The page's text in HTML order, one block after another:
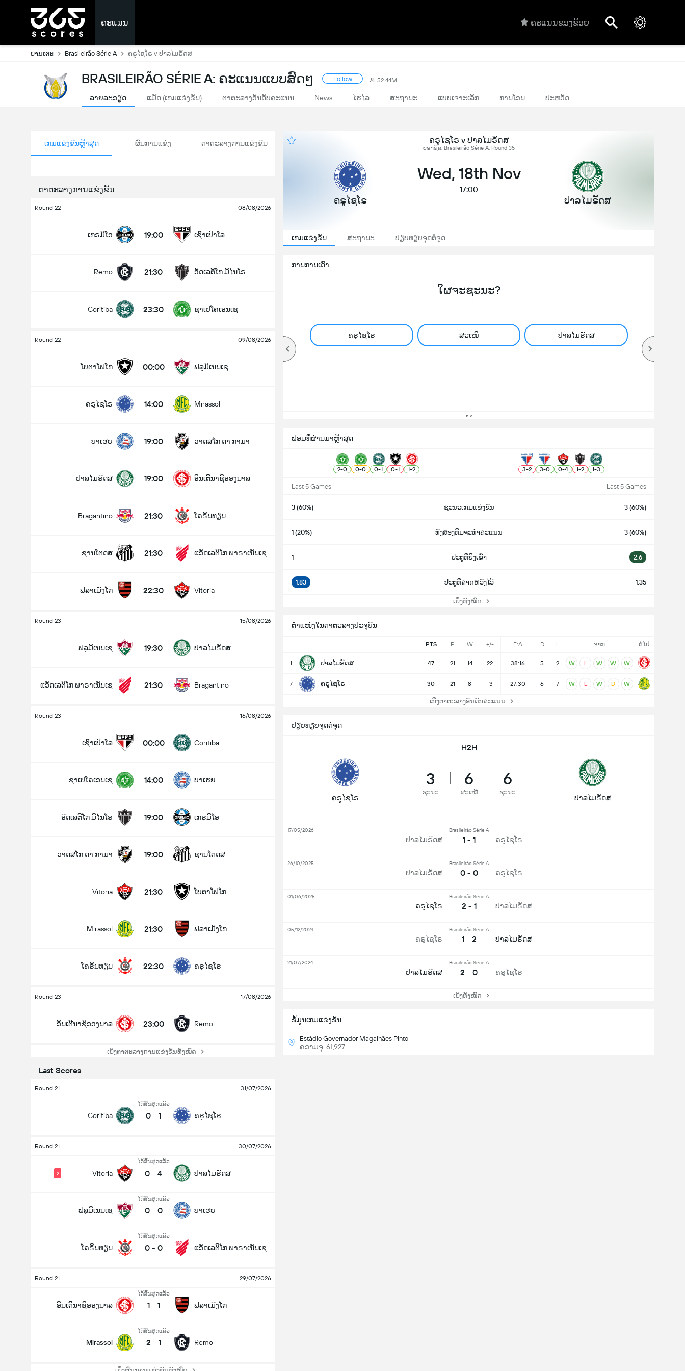
ຄະແນນ ຄະແນນຂອງຂ້ອຍ
ບານເຕະ Brasileirão Série A ຄຣູໄຊໂຣ v ປາລໄມຣັດສ
BRASILEIRÃO SÉRIE A: ຄະແນນແບບສົດໆ Follow 52.44M
ລາຍລະອຽດ ແມັດ (ເກມແຂ່ງຂັນ) ຕາຕະລາງອັນດັບຄະແນນ News ໄຮໄລ ສະຖານະ ແບບເຈາະເລິກ ການໂອນ ປະຫວັດ
ເກມແຂ່ງຂັນຫຼ້າສຸດ ຜົນການແຂ່ງ ຕາຕະລາງການແຂ່ງຂັນ
ຕາຕະລາງການແຂ່ງຂັນ
Round 22 08/08/2026
ເກຣມິໂອ 19:00 ເຊົາເປົາໂລ
Remo 21:30 ອັດເລຕິໂກ ມິໄນໂຣ
Coritiba 23:30 ຊາເປໂຄເອນເຊ
Round 22 09/08/2026
ໂບຕາໂຟໂກ 00:00 ຟລູມິເນນເຊ
ຄຣູໄຊໂຣ 14:00 Mirassol
ບາເຮຍ 19:00 ວາດສໂກ ດາ ກາມາ
ປາລໄມຣັດສ 19:00 ອິນເຕີີນາຊິອອງນາລ
Bragantino 21:30 ໂຄຣິນທຽນ
ຊານໂຕດສ 21:30 ແອັດເລຕິໂກ ພາຣາເນັນເຊ
ຟລາເມັງໂກ 22:30 Vitoria
Round 23 15/08/2026
ຟລູມິເນນເຊ 19:30 ປາລໄມຣັດສ
ແອັດເລຕິໂກ ພາຣາເນັນເຊ 21:30 Bragantino
Round 23 16/08/2026
ເຊົາເປົາໂລ 00:00 Coritiba
ຊາເປໂຄເອນເຊ 14:00 ບາເຮຍ
ອັດເລຕິໂກ ມິໄນໂຣ 19:00 ເກຣມິໂອ
ວາດສໂກ ດາ ກາມາ 19:00 ຊານໂຕດສ
Vitoria 21:30 ໂບຕາໂຟໂກ
Mirassol 21:30 ຟລາເມັງໂກ
ໂຄຣິນທຽນ 22:30 ຄຣູໄຊໂຣ
Round 23 17/08/2026
ອິນເຕີີນາຊິອອງນາລ 23:00 Remo
ເບິ່ງຕາຕະລາງການແຂ່ງຂັນທັງໝົດ
Last Scores
Round 21 31/07/2026
Coritiba
ໄດ້ສິ້ນສຸດແລ້ວ
0 - 1 ຄຣູໄຊໂຣ
Round 21 30/07/2026
Vitoria
2
ໄດ້ສິ້ນສຸດແລ້ວ
0 - 4 ປາລໄມຣັດສ
ຟລູມິເນນເຊ
ໄດ້ສິ້ນສຸດແລ້ວ
0 - 0 ບາເຮຍ
ໂຄຣິນທຽນ
ໄດ້ສິ້ນສຸດແລ້ວ
0 - 0 ແອັດເລຕິໂກ ພາຣາເນັນເຊ
Round 21 29/07/2026
ອິນເຕີີນາຊິອອງນາລ
ໄດ້ສິ້ນສຸດແລ້ວ
1 - 1 ຟລາເມັງໂກ
Mirassol
ໄດ້ສິ້ນສຸດແລ້ວ
2 - 1 Remo
ຄຣູໄຊໂຣ v ປາລໄມຣັດສ
ບຣາຊິລ, Brasileirão Série A, Round 35
ຄຣູໄຊໂຣ
Wed, 18th Nov
17:00
ປາລໄມຣັດສ
ເກມແຂ່ງຂັນ ສະຖານະ ປຽບທຽບຈຸດຕໍ່ຈຸດ
ການການເດົາ
ໃຜຈະຊະນະ?
ຄຣູໄຊໂຣ ສະເໝີ ປາລໄມຣັດສ
ຟອມທີ່ຜ່ານມາຫຼ້າສຸດ
2-0 0-0 0-1 0-1 1-2 3-2 3-0 0-4 1-2 1-3
Last 5 Games Last 5 Games
3 (60%) ຊະນະເກມແຂ່ງຂັນ 3 (60%)
1 (20%) ທັງສອງທີມຈະທຳຄະແນນ 3 (60%)
1 ປະຕູທີ່ຍິງເຂົ້າ 2.6
1.83 ປະຕູທີ່ຄາດຫວັງໄວ້ 1.35
ເບິ່ງທັງໝົດ
ຕຳແໜ່ງໃນຕາຕະລາງປະຈຸບັນ
PTS P W +/- F:A D L ຈາກ ຕໍ່ໄປ
1 ປາລໄມຣັດສ 47 21 14 22 38:16 5 2 W L W W W
7 ຄຣູໄຊໂຣ 30 21 8 -3 27:30 6 7 W L W D W
ເບິ່ງຕາຕະລາງອັນດັບຄະແນນ
ຂ້ໍມູນເກມແຂ່ງຂັນ
Estádio Governador Magalhães Pinto
ຄວາມຈຸ: 61,927
ປຽບທຽບຈຸດຕໍ່ຈຸດ
H2H
ຄຣູໄຊໂຣ
3
ຊະນະ
6
ສະເໝີ
6
ຊະນະ
ປາລໄມຣັດສ
ປາລໄມຣັດສ
Brasileirão Série A
1 - 1 ຄຣູໄຊໂຣ
17/05/2026
ປາລໄມຣັດສ
Brasileirão Série A
0 - 0 ຄຣູໄຊໂຣ
26/10/2025
ຄຣູໄຊໂຣ
Brasileirão Série A
2 - 1 ປາລໄມຣັດສ
01/06/2025
ຄຣູໄຊໂຣ
Brasileirão Série A
1 - 2 ປາລໄມຣັດສ
05/12/2024
ປາລໄມຣັດສ
Brasileirão Série A
2 - 0 ຄຣູໄຊໂຣ
21/07/2024
ເບິ່ງທັງໝົດ